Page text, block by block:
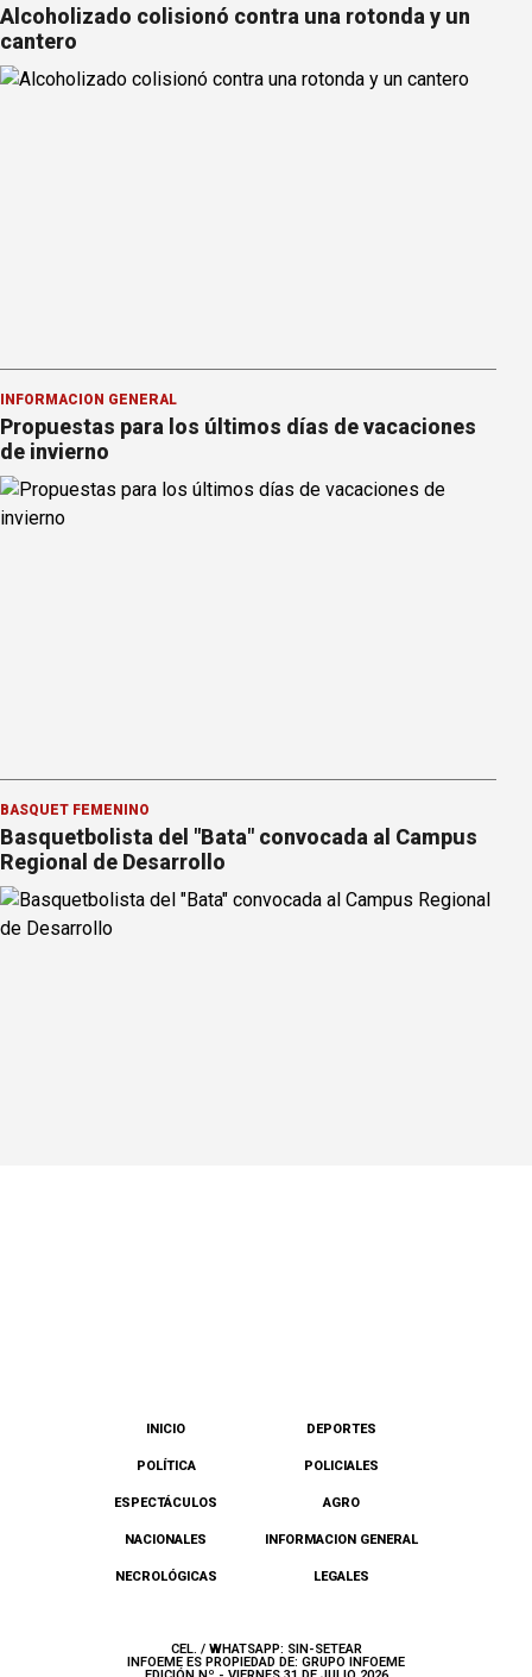
Alcoholizado colisionó contra una rotonda y un
cantero
INFORMACION GENERAL
Propuestas para los últimos días de vacaciones
de invierno
BÁSQUET FEMENINO
Basquetbolista del "Bata" convocada al Campus
Regional de Desarrollo
INICIO DEPORTES
POLÍTICA POLICIALES
ESPECTÁCULOS AGRO
NACIONALES INFORMACION GENERAL
NECROLÓGICAS LEGALES
CEL. / WHATSAPP: SIN-SETEAR
INFOEME ES PROPIEDAD DE: GRUPO INFOEME